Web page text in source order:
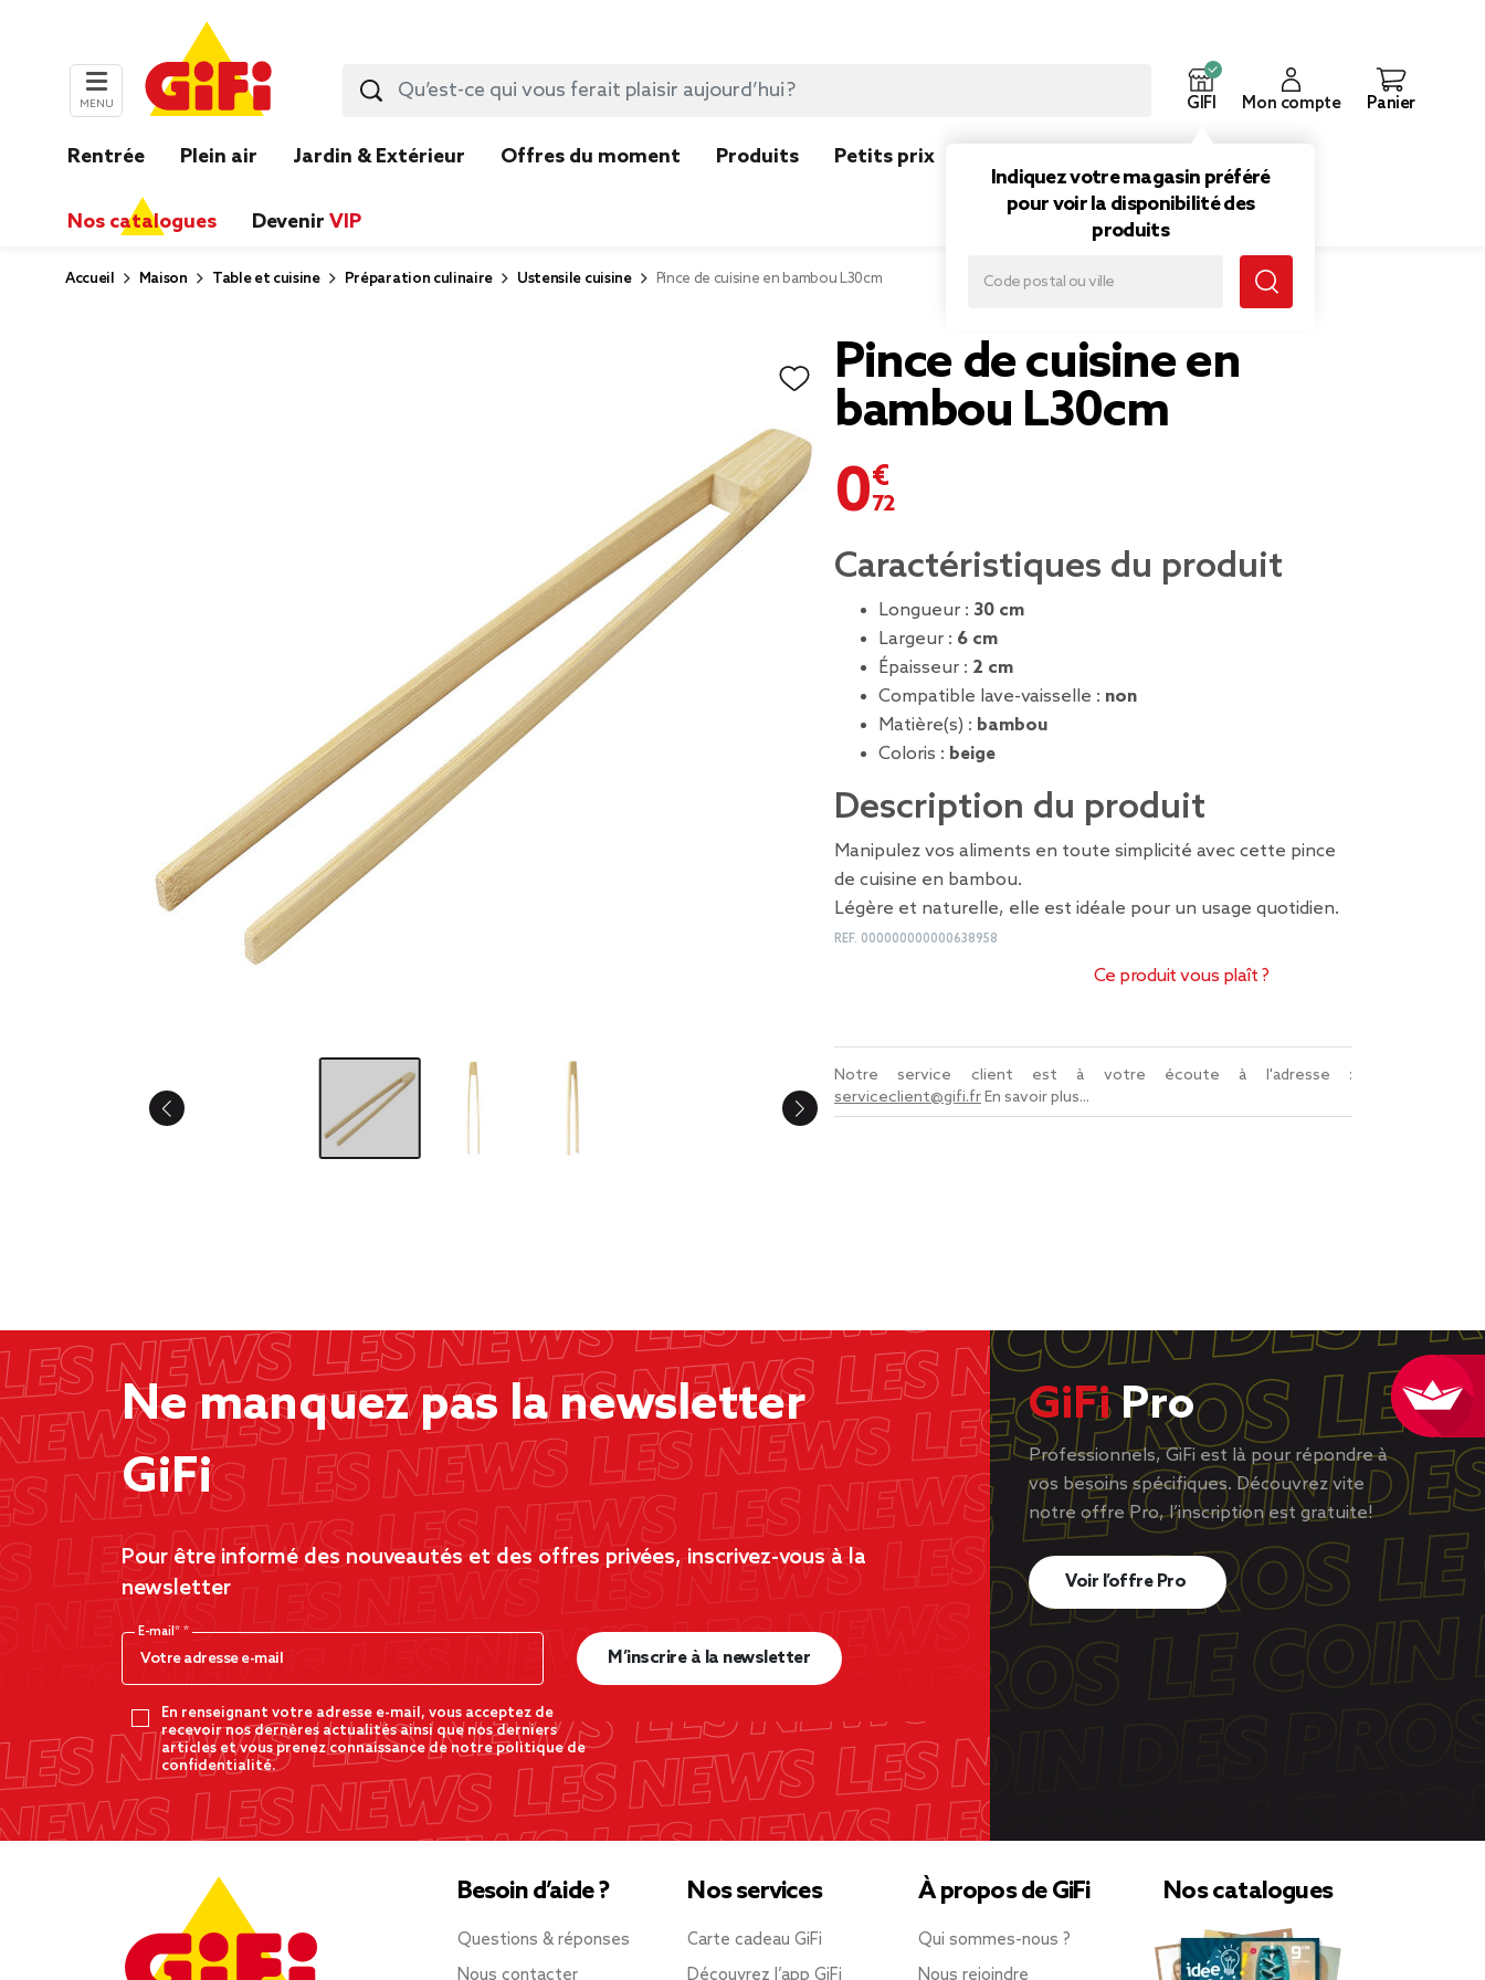
MENU GIFI
Indiquez votre magasin préféré
pour voir la disponibilité des
produits
Mon compte Panier
Rentrée Plein air Jardin & Extérieur Offres du moment Produits Petits prix
Nos catalogues Devenir VIP
Accueil Maison Table et cuisine Préparation culinaire Ustensile cuisine Pince de cuisine en bambou L30cm
Pince de cuisine en
bambou L30cm
0,72 €
Caractéristiques du produit
Longueur : 30 cm
Largeur : 6 cm
Épaisseur : 2 cm
Compatible lave-vaisselle : non
Matière(s) : bambou
Coloris : beige
Description du produit
Manipulez vos aliments en toute simplicité avec cette pince
de cuisine en bambou.
Légère et naturelle, elle est idéale pour un usage quotidien.
REF. 000000000000638958
Ce produit vous plaît ?
Notre service client est à votre écoute à l'adresse :
serviceclient@gifi.frEn savoir plus...
Ne manquez pas la newsletter
GiFi
Pour être informé des nouveautés et des offres privées, inscrivez-vous à la
newsletter
E-mail*
En renseignant votre adresse e-mail, vous acceptez de
recevoir nos dernères actualités ainsi que nos derniers
articles et vous prenez connaissance de notre politique de
confidentialité.
M’inscrire à la newsletter
GiFiPro
Professionnels, GiFi est là pour répondre à
vos besoins spécifiques. Découvrez vite
notre offre Pro, l’inscription est gratuite!
Voir l’offre Pro
Besoin d’aide ?
Questions & réponses
Nous contacter
Nos services
Carte cadeau GiFi
Découvrez l’app GiFi
À propos de GiFi
Qui sommes-nous ?
Nous rejoindre
Nos catalogues